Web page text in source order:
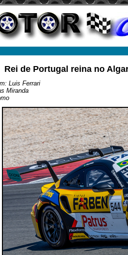
Rei de Portugal reina no
Luis Ferrari
Miranda